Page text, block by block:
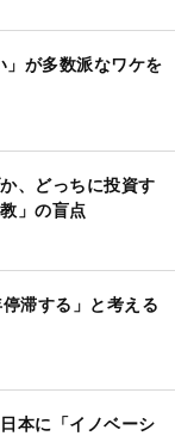
が多数派なワケを
、どっちに投資す
」の盲点
滞する」と考える
本に「イノベーシ